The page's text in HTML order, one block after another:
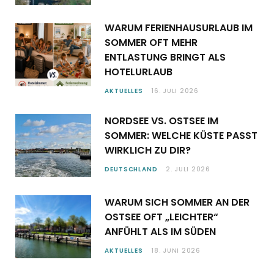
WARUM FERIENHAUSURLAUB IM
SOMMER OFT MEHR
ENTLASTUNG BRINGT ALS
HOTELURLAUB
AKTUELLES 16. JULI 2026
NORDSEE VS. OSTSEE IM
SOMMER: WELCHE KÜSTE PASST
WIRKLICH ZU DIR?
DEUTSCHLAND 2. JULI 2026
WARUM SICH SOMMER AN DER
OSTSEE OFT „LEICHTER“
ANFÜHLT ALS IM SÜDEN
AKTUELLES 18. JUNI 2026